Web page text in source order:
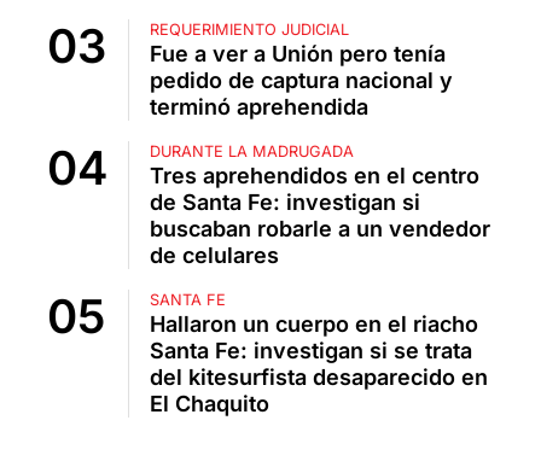
REQUERIMIENTO JUDICIAL
Fue a ver a Unión pero tenía
pedido de captura nacional y
terminó aprehendida
DURANTE LA MADRUGADA
Tres aprehendidos en el centro
de Santa Fe: investigan si
buscaban robarle a un vendedor
de celulares
SANTA FE
Hallaron un cuerpo en el riacho
Santa Fe: investigan si se trata
del kitesurfista desaparecido en
El Chaquito